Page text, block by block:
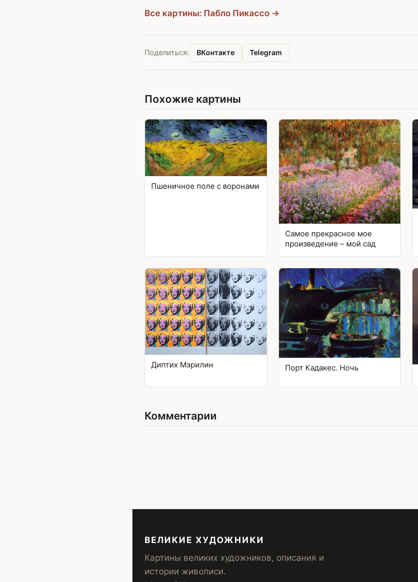
Все картины: Пабло Пикассо →
Поделиться: ВКонтакте Telegram
Похожие картины
Пшеничное поле с воронами
Самое прекрасное мое
произведение – мой сад
Диптих Мэрилин Порт Кадакес. Ночь
Комментарии
ВЕЛИКИЕ ХУДОЖНИКИ
Картины великих художников, описания и
истории живописи.